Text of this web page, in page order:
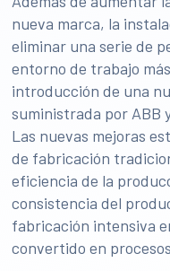
nueva marca, la
eliminar una serie de
entorno de trabajo
introducción de una
suministrada por ABB
Las nuevas mejoras
de fabricación
eficiencia de la
consistencia del
fabricación intensiva
convertido en